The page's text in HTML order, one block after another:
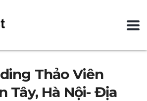
Thảo Viên
Tây, Hà Nội- Địa